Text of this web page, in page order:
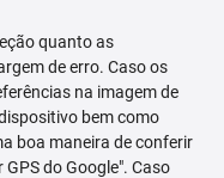
quanto as
de erro. Caso os
na imagem de
bem como
boa maneira de conferir
do Google". Caso